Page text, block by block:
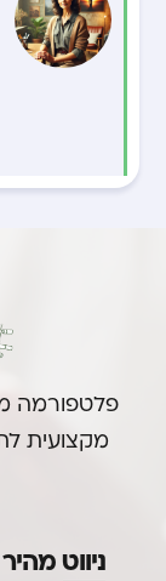
פלטפורמה
מקצועית
ניווט מהיר